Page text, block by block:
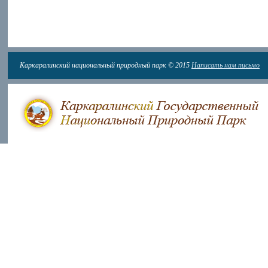
Каркаралинский национальный природный парк © 2015 Написать нам письмо